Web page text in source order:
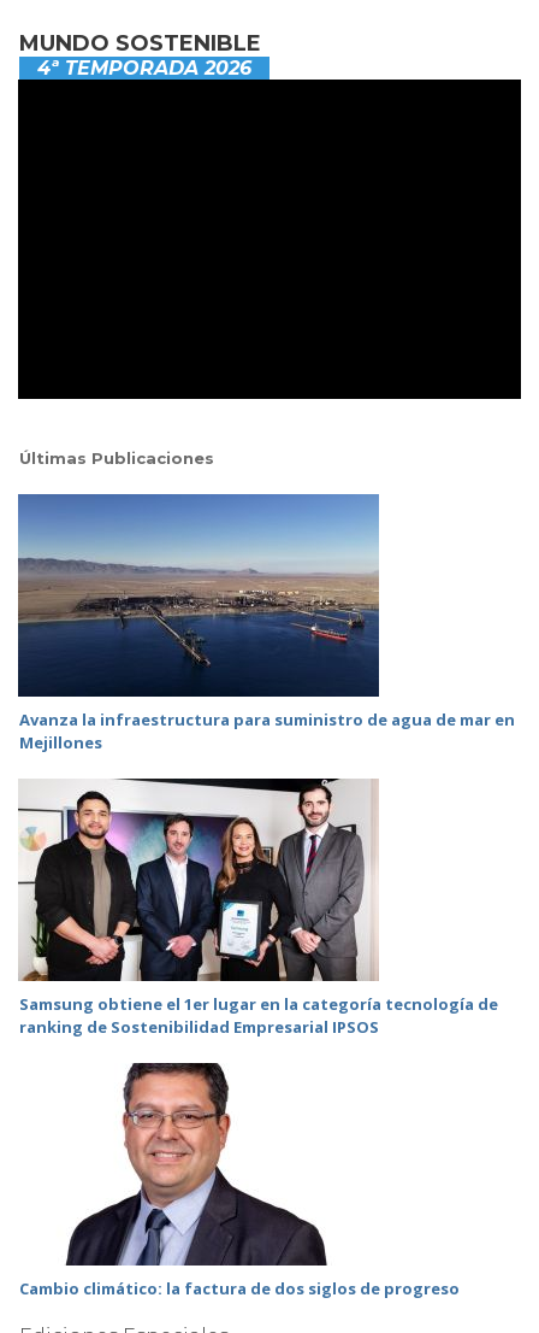
MUNDO SOSTENIBLE
4ª TEMPORADA 2026
Últimas Publicaciones
Avanza la infraestructura para suministro de agua de mar en
Mejillones
Samsung obtiene el 1er lugar en la categoría tecnología de
ranking de Sostenibilidad Empresarial IPSOS
Cambio climático: la factura de dos siglos de progreso